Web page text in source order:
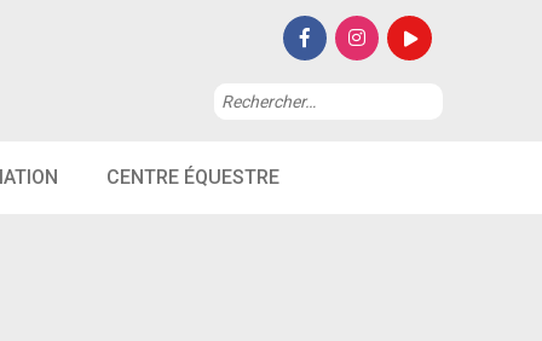
Rechercher :
CENTRE ÉQUESTRE